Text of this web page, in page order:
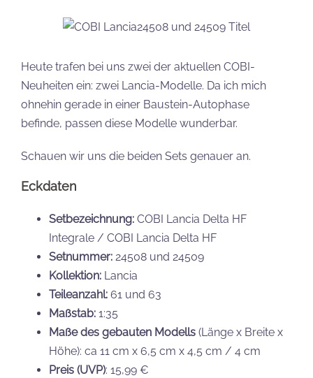
Heute trafen bei uns zwei der aktuellen COBI-
Neuheiten ein: zwei Lancia-Modelle. Da ich mich
ohnehin gerade in einer Baustein-Autophase
befinde, passen diese Modelle wunderbar.
Schauen wir uns die beiden Sets genauer an.
Eckdaten
Setbezeichnung: COBI Lancia Delta HF
Integrale / COBI Lancia Delta HF
Setnummer: 24508 und 24509
Kollektion: Lancia
Teileanzahl: 61 und 63
Maßstab: 1:35
Maße des gebauten Modells (Länge x Breite x
Höhe): ca 11 cm x 6,5 cm x 4,5 cm / 4 cm
Preis (UVP): 15,99 €